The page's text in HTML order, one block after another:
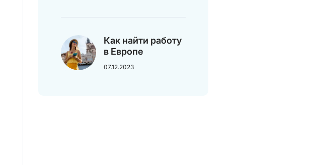
Как найти работу
в Европе
07.12.2023